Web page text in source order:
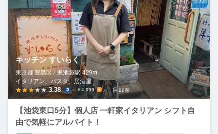
キッチン すいらく
東京都 豊島区 / 東池袋駅 429m
イタリアン、パスタ、居酒屋
3.38 ～￥4,999 － 20席
【池袋東口5分】個人店 一軒家イタリアン シフト自
由で気軽にアルバイト！